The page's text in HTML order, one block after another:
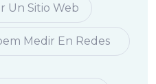
Un Sitio Web
Medir En Redes